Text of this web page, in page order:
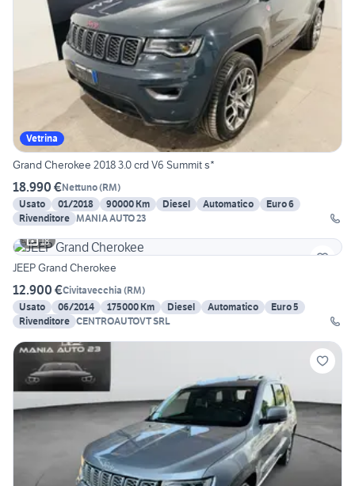
Vetrina
Grand Cherokee 2018 3.0 crd V6 Summit s*
18.990 €Nettuno(RM)
Usato
01/2018 90000 Km Diesel Automatico
Euro 6
Rivenditore MANIA AUTO 23
18
JEEP Grand Cherokee
12.900 €Civitavecchia (RM)
Usato
06/2014 175000 Km Diesel Automatico
Euro 5
Rivenditore CENTROAUTOVT SRL